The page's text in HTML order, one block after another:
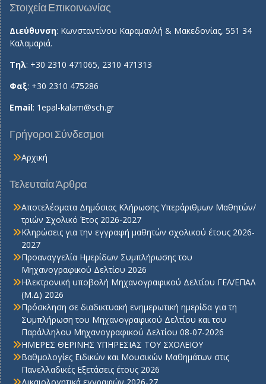
Στοιχεία Επικοινωνίας
Διεύθυνση: Κωνσταντίνου Καραμανλή & Μακεδονίας, 551 34
Καλαμαριά.
Τηλ: +30 2310 471065, 2310 471313
Φαξ: +30 2310 475286
Email: 1epal-kalam@sch.gr
Γρήγοροι Σύνδεσμοι
Αρχική
Τελευταία Άρθρα
Αποτελέσματα Δημόσιας Κλήρωσης Υπεράριθμων Μαθητών/
τριών Σχολικό Έτος 2026-2027
Κληρώσεις για την εγγραφή μαθητών σχολικού έτους 2026-
2027
Προαναγγελία Ημερίδων Συμπλήρωσης του
Μηχανογραφικού Δελτίου 2026
Ηλεκτρονική υποβολή Μηχανογραφικού Δελτίου ΓΕΛ/ΕΠΑΛ
(Μ.Δ) 2026
Πρόσκληση σε διαδικτυακή ενημερωτική ημερίδα για τη
Συμπλήρωση του Μηχανογραφικού Δελτίου και του
Παράλληλου Μηχανογραφικού Δελτίου 08-07-2026
ΗΜΕΡΕΣ ΘΕΡΙΝΗΣ ΥΠΗΡΕΣΙΑΣ ΤΟΥ ΣΧΟΛΕΙΟΥ
Βαθμολογίες Ειδικών και Μουσικών Μαθημάτων στις
Πανελλαδικές Εξετάσεις έτους 2026